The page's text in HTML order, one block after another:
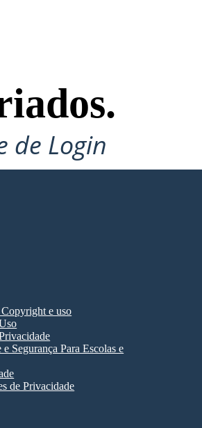
de Login
e uso
Segurança Para Escolas e
de Privacidade